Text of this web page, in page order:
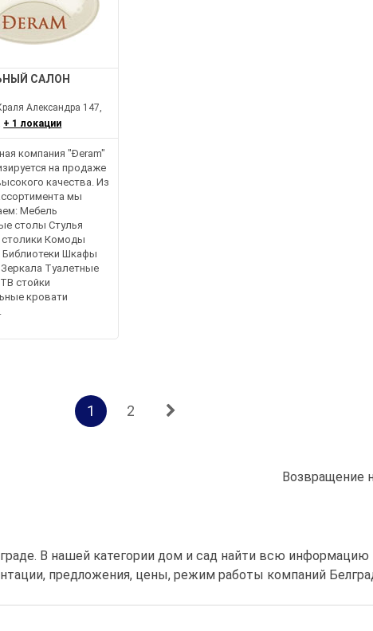
САЛОН
Александра 147,
+ 1 локации
компания "Đeram"
на продаже
качества. Из
мы
Мебель
столы Стулья
Комоды
Шкафы
Туалетные
стойки
кровати
1 2
Возвращение
В нашей категории дом и сад найти всю информацию
предложения, цены, режим работы компаний